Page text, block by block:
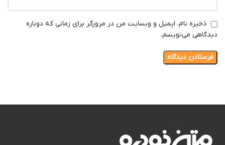
ذخیره نام، ایمیل و وبسایت من در مرورگر برای زمانی که دوباره
دیدگاهی می‌نویسم.